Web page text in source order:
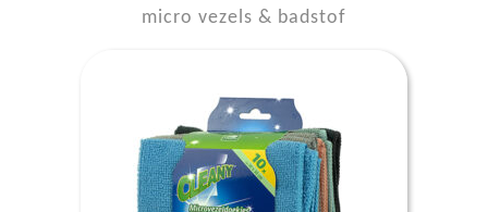
micro vezels & badstof